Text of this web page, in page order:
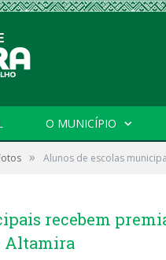
O MUNICÍPIO
» Alunos de escolas
recebem
Altamira